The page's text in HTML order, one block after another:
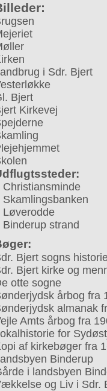
i Sdr. Bjert
Bjert
Kirkevej
Christiansminde
Skamlingsbanken
Løverodde
Binderup strand
Bjert sogns
Bjert kirke og
otte sogne
årbog fra
almanak
Amts årbog fra
for
af kirkebøger fra
Binderup
i landsbyen
og Liv i Sdr.